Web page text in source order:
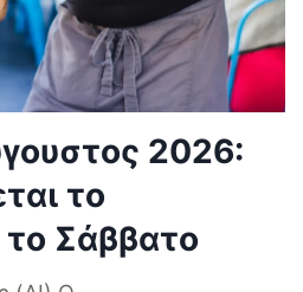
2026:
το
Σάββατο